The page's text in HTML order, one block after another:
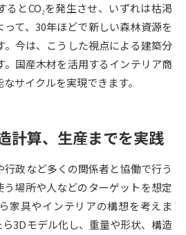
究 大学検索
を調べる
奨学金・特待生制度特集
進路の３択
新学年スタート号特集ページ
（高2生用）
るとCO₂を発生させ、いずれは枯渇
って、30年ほどで新しい森林資源を
。今は、こうした視点による建築分
。国産木材を活用するインテリア商
サイクルを実現できます。
計算、生産までを実践
政など多くの関係者と協働で行う
う場所や人などのターゲットを想定
家具やインテリアの構想を考えま
3Dモデル化し、重量や形状、構造